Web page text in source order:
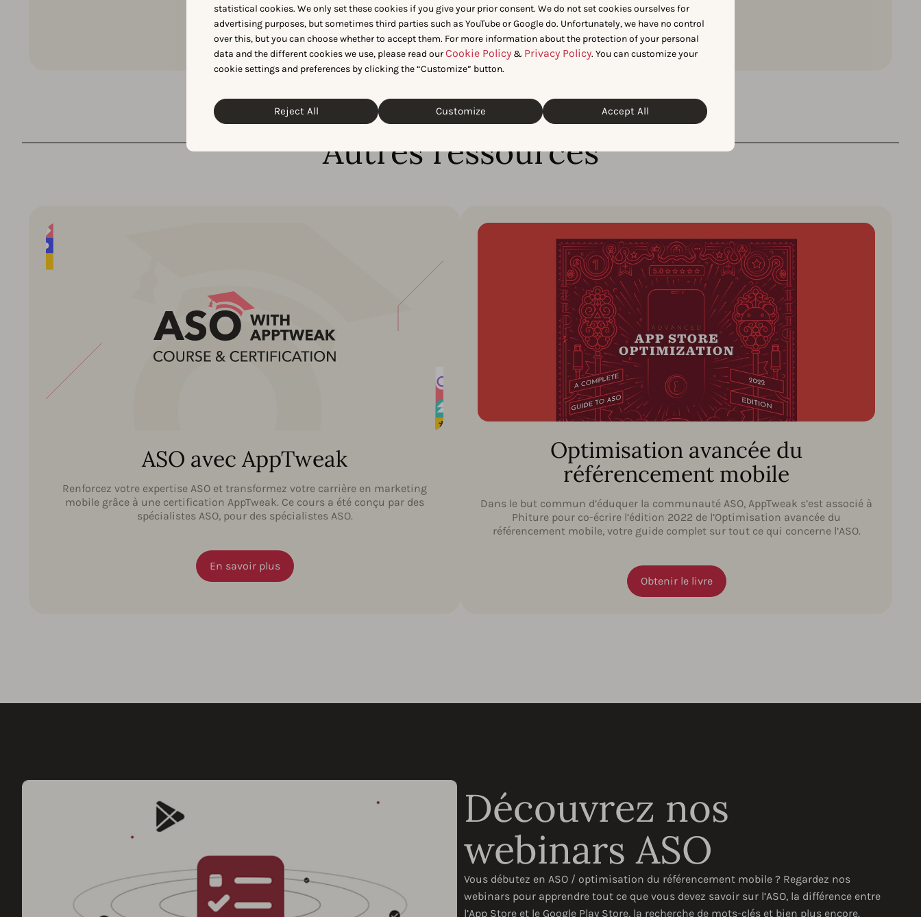
statistical cookies. We only set these cookies if you give your prior consent. We do not set cookies ourselves for
advertising purposes, but sometimes third parties such as YouTube or Google do. Unfortunately, we have no control
over this, but you can choose whether to accept them. For more information about the protection of your personal
data and the different cookies we use, please read ourCookie Policy & Privacy Policy. You can customize your
cookie settings and preferences by clicking the “Customize” button.
Reject All Customize Accept All
Lire maintenant
Lire maintenant
Autres ressources
ASO avec AppTweak
Renforcez votre expertise ASO et transformez votre carrière en marketing
mobile grâce à une certification AppTweak. Ce cours a été conçu par des
spécialistes ASO, pour des spécialistes ASO.
En savoir plus
Optimisation avancée du
référencement mobile
Dans le but commun d’éduquer la communauté ASO, AppTweak s’est associé à
Phiture pour co-écrire l’édition 2022 de l’Optimisation avancée du
référencement mobile, votre guide complet sur tout ce qui concerne l’ASO.
Obtenir le livre
Découvrez nos
webinars ASO
Vous débutez en ASO / optimisation du référencement mobile ? Regardez nos
webinars pour apprendre tout ce que vous devez savoir sur l’ASO, la différence entre
l’App Store et le Google Play Store, la recherche de mots-clés et bien plus encore.